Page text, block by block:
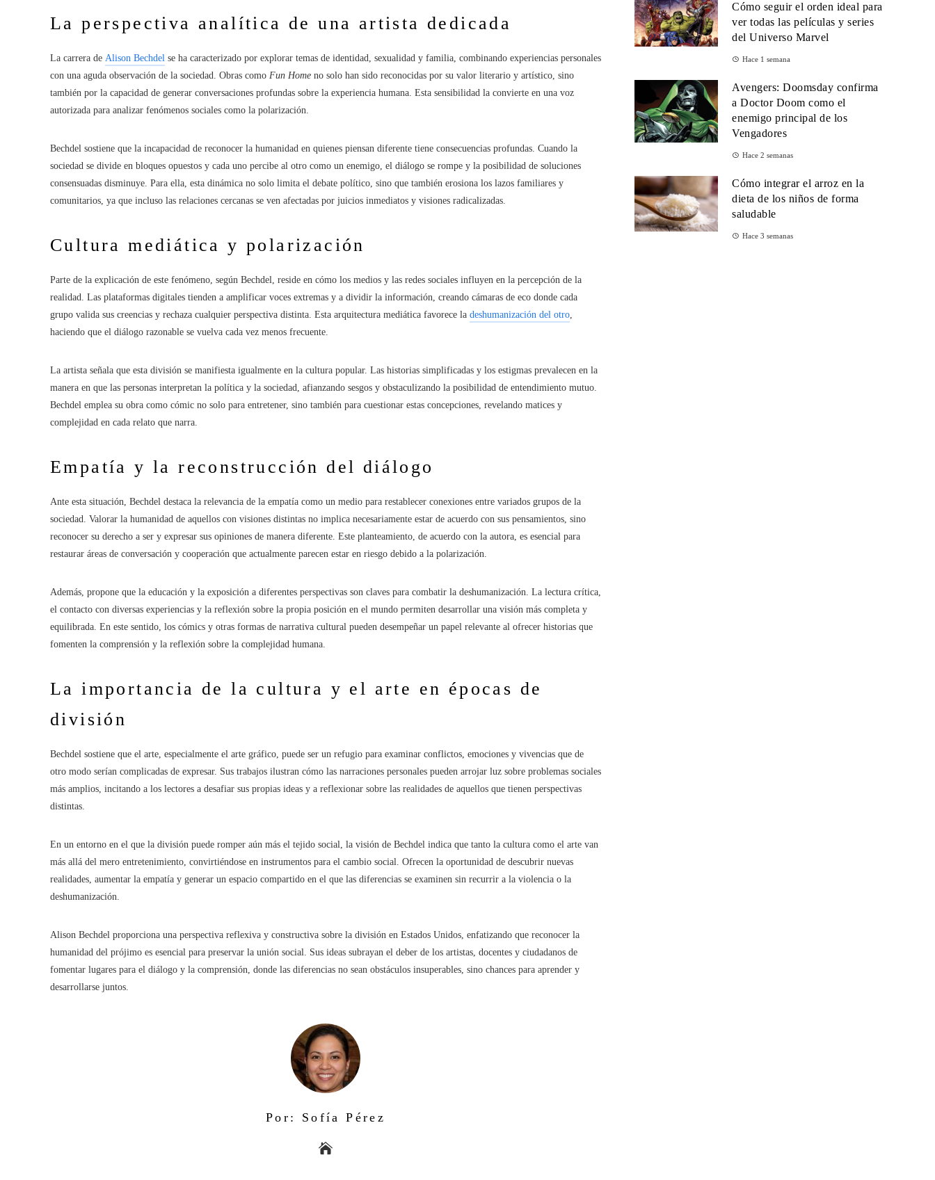
La perspectiva analítica de una artista dedicada
La carrera de Alison Bechdel se ha caracterizado por explorar temas de identidad, sexualidad y familia, combinando experiencias personales
con una aguda observación de la sociedad. Obras como Fun Home no solo han sido reconocidas por su valor literario y artístico, sino
también por la capacidad de generar conversaciones profundas sobre la experiencia humana. Esta sensibilidad la convierte en una voz
autorizada para analizar fenómenos sociales como la polarización.
Bechdel sostiene que la incapacidad de reconocer la humanidad en quienes piensan diferente tiene consecuencias profundas. Cuando la
sociedad se divide en bloques opuestos y cada uno percibe al otro como un enemigo, el diálogo se rompe y la posibilidad de soluciones
consensuadas disminuye. Para ella, esta dinámica no solo limita el debate político, sino que también erosiona los lazos familiares y
comunitarios, ya que incluso las relaciones cercanas se ven afectadas por juicios inmediatos y visiones radicalizadas.
Cultura mediática y polarización
Parte de la explicación de este fenómeno, según Bechdel, reside en cómo los medios y las redes sociales influyen en la percepción de la
realidad. Las plataformas digitales tienden a amplificar voces extremas y a dividir la información, creando cámaras de eco donde cada
grupo valida sus creencias y rechaza cualquier perspectiva distinta. Esta arquitectura mediática favorece la deshumanización del otro,
haciendo que el diálogo razonable se vuelva cada vez menos frecuente.
La artista señala que esta división se manifiesta igualmente en la cultura popular. Las historias simplificadas y los estigmas prevalecen en la
manera en que las personas interpretan la política y la sociedad, afianzando sesgos y obstaculizando la posibilidad de entendimiento mutuo.
Bechdel emplea su obra como cómic no solo para entretener, sino también para cuestionar estas concepciones, revelando matices y
complejidad en cada relato que narra.
Empatía y la reconstrucción del diálogo
Ante esta situación, Bechdel destaca la relevancia de la empatía como un medio para restablecer conexiones entre variados grupos de la
sociedad. Valorar la humanidad de aquellos con visiones distintas no implica necesariamente estar de acuerdo con sus pensamientos, sino
reconocer su derecho a ser y expresar sus opiniones de manera diferente. Este planteamiento, de acuerdo con la autora, es esencial para
restaurar áreas de conversación y cooperación que actualmente parecen estar en riesgo debido a la polarización.
Además, propone que la educación y la exposición a diferentes perspectivas son claves para combatir la deshumanización. La lectura crítica,
el contacto con diversas experiencias y la reflexión sobre la propia posición en el mundo permiten desarrollar una visión más completa y
equilibrada. En este sentido, los cómics y otras formas de narrativa cultural pueden desempeñar un papel relevante al ofrecer historias que
fomenten la comprensión y la reflexión sobre la complejidad humana.
La importancia de la cultura y el arte en épocas de
división
Bechdel sostiene que el arte, especialmente el arte gráfico, puede ser un refugio para examinar conflictos, emociones y vivencias que de
otro modo serían complicadas de expresar. Sus trabajos ilustran cómo las narraciones personales pueden arrojar luz sobre problemas sociales
más amplios, incitando a los lectores a desafiar sus propias ideas y a reflexionar sobre las realidades de aquellos que tienen perspectivas
distintas.
En un entorno en el que la división puede romper aún más el tejido social, la visión de Bechdel indica que tanto la cultura como el arte van
más allá del mero entretenimiento, convirtiéndose en instrumentos para el cambio social. Ofrecen la oportunidad de descubrir nuevas
realidades, aumentar la empatía y generar un espacio compartido en el que las diferencias se examinen sin recurrir a la violencia o la
deshumanización.
Alison Bechdel proporciona una perspectiva reflexiva y constructiva sobre la división en Estados Unidos, enfatizando que reconocer la
humanidad del prójimo es esencial para preservar la unión social. Sus ideas subrayan el deber de los artistas, docentes y ciudadanos de
fomentar lugares para el diálogo y la comprensión, donde las diferencias no sean obstáculos insuperables, sino chances para aprender y
desarrollarse juntos.
Por: Sofía Pérez
Cómo seguir el orden ideal para
ver todas las películas y series
del Universo Marvel
Hace 1 semana
Avengers: Doomsday confirma
a Doctor Doom como el
enemigo principal de los
Vengadores
Hace 2 semanas
Cómo integrar el arroz en la
dieta de los niños de forma
saludable
Hace 3 semanas